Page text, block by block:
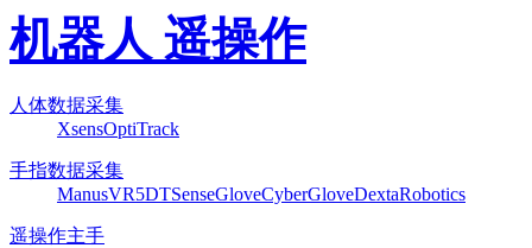
机器人 遥操作
人体数据采集
XsensOptiTrack
手指数据采集
ManusVR5DTSenseGloveCyberGloveDextaRobotics
遥操作主手